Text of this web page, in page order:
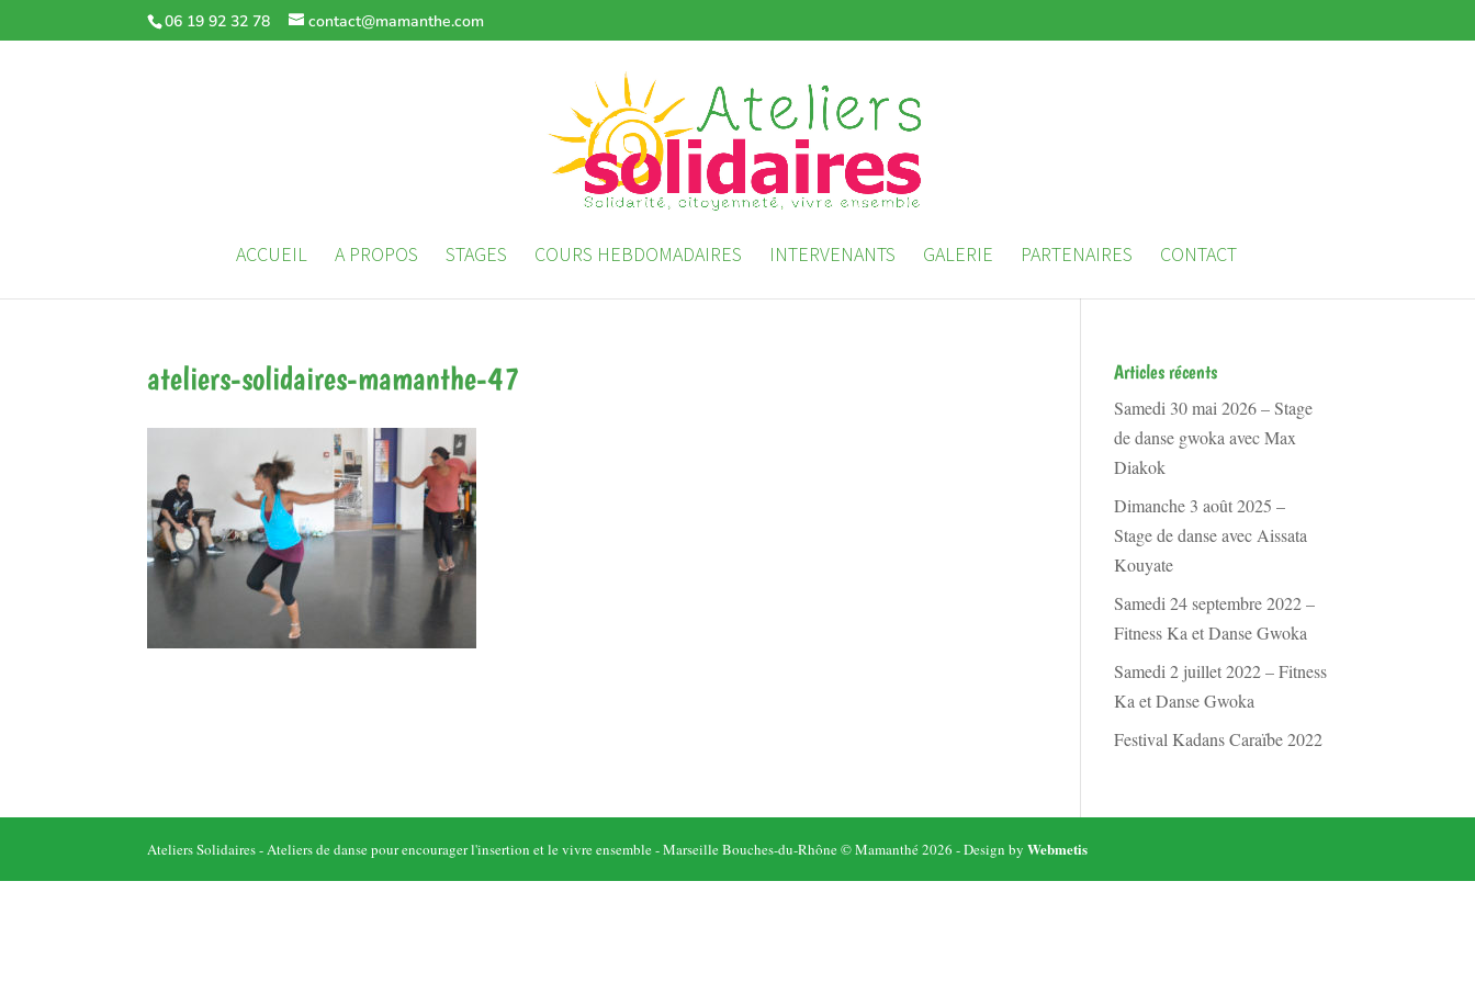
06 19 92 32 78 contact@mamanthe.com
ACCUEIL A PROPOS STAGES COURS HEBDOMADAIRES INTERVENANTS GALERIE PARTENAIRES CONTACT
ateliers-solidaires-mamanthe-47
Articles récents
Samedi 30 mai 2026 – Stage
de danse gwoka avec Max
Diakok
Dimanche 3 août 2025 –
Stage de danse avec Aissata
Kouyate
Samedi 24 septembre 2022 –
Fitness Ka et Danse Gwoka
Samedi 2 juillet 2022 – Fitness
Ka et Danse Gwoka
Festival Kadans Caraïbe 2022
Ateliers Solidaires - Ateliers de danse pour encourager l'insertion et le vivre ensemble - Marseille Bouches-du-Rhône © Mamanthé 2026 - Design byWebmetis